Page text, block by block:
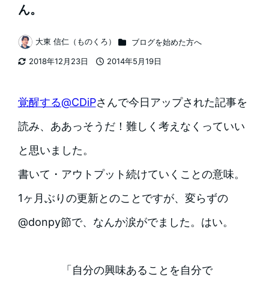
ん。
2018年12月23日
2014年5月19日
著
者
大東 信仁（ものくろ） カテゴリー
ブログを始めた方へ
‎覚醒する@CDiPさんで今日アップされた記事を
読み、ああっそうだ！難しく考えなくっていい
と思いました。
書いて・アウトプット続けていくことの意味。
1ヶ月ぶりの更新とのことですが、変らずの
@donpy節で、なんか涙がでました。はい。
「自分の興味あることを自分で